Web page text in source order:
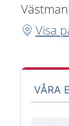
Visa
VÅRA